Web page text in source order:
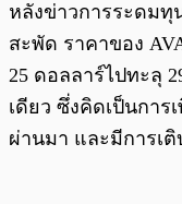
หลังข่าวการระดมทุน
สะพัด ราคาของ
25 ดอลลาร์ไปทะลุ
เดียว ซึ่งคิดเป็นการ
ผ่านมา และมีการเ